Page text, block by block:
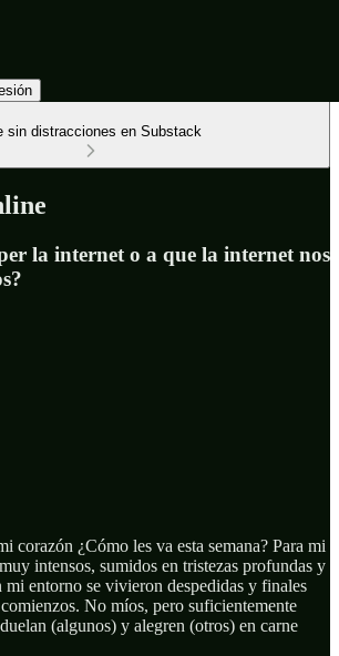
sin distracciones en Substack
la internet o a que la internet nos
corazón ¿Cómo les va esta semana? Para mi
intensos, sumidos en tristezas profundas y
mi entorno se vivieron despedidas y finales
No míos, pero suficientemente
(algunos) y alegren (otros) en carne